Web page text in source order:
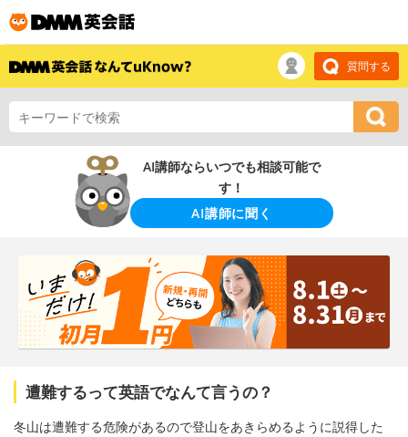
質問する
AI講師ならいつでも相談可能で
す！
AI講師に聞く
遭難するって英語でなんて言うの？
冬山は遭難する危険があるので登山をあきらめるように説得した